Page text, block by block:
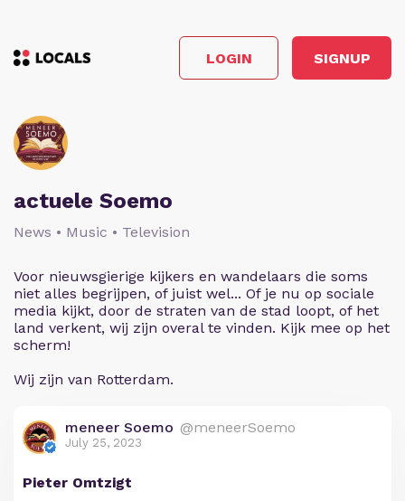
LOGIN SIGNUP
actuele Soemo
News • Music • Television
Voor nieuwsgierige kijkers en wandelaars die soms
niet alles begrijpen, of juist wel... Of je nu op sociale
media kijkt, door de straten van de stad loopt, of het
land verkent, wij zijn overal te vinden. Kijk mee op het
scherm!
Wij zijn van Rotterdam.
meneer Soemo @meneerSoemo
July 25, 2023
Pieter Omtzigt